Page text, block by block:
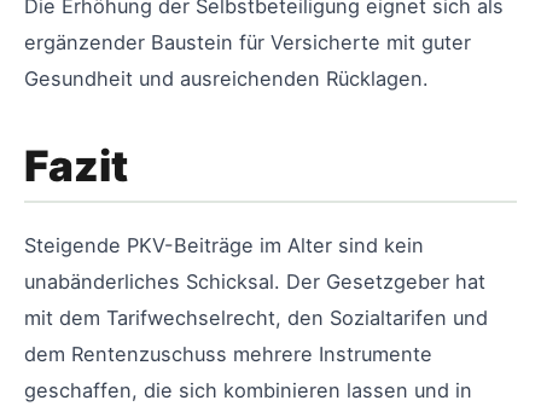
Die Erhöhung der Selbstbeteiligung eignet sich als
ergänzender Baustein für Versicherte mit guter
Gesundheit und ausreichenden Rücklagen.
Fazit
Steigende PKV-Beiträge im Alter sind kein
unabänderliches Schicksal. Der Gesetzgeber hat
mit dem Tarifwechselrecht, den Sozialtarifen und
dem Rentenzuschuss mehrere Instrumente
geschaffen, die sich kombinieren lassen und in